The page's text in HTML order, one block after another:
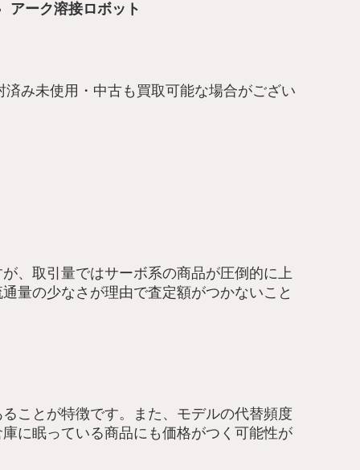
アーク溶接ロボット
み未使用・中古も買取可能な場合がござい
、取引量ではサーボ系の商品が圧倒的に上
量の少なさが理由で査定額がつかないこと
ことが特徴です。また、モデルの代替頻度
に眠っている商品にも価格がつく可能性が